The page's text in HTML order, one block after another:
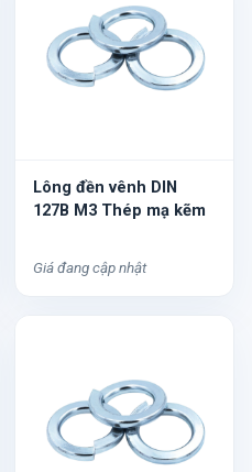
Lông đền vênh DIN
127B M3 Thép mạ kẽm
Giá đang cập nhật